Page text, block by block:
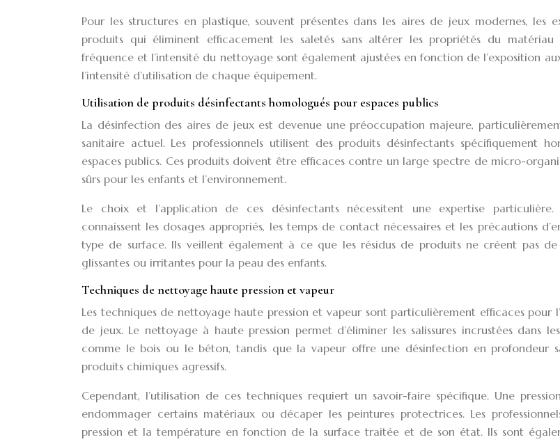
Pour les structures en plastique, souvent présentes dans les aires de jeux modernes, les
produits qui éliminent efficacement les saletés sans altérer les propriétés du
fréquence et l’intensité du nettoyage sont également ajustées en fonction de l’exposition
l’intensité d’utilisation de chaque équipement.
Utilisation de produits désinfectants homologués pour espaces publics
La désinfection des aires de jeux est devenue une préoccupation majeure,
sanitaire actuel. Les professionnels utilisent des produits désinfectants spécifiquement
espaces publics. Ces produits doivent être efficaces contre un large spectre de micro-
sûrs pour les enfants et l’environnement.
Le choix et l’application de ces désinfectants nécessitent une expertise particulière.
connaissent les dosages appropriés, les temps de contact nécessaires et les précautions
type de surface. Ils veillent également à ce que les résidus de produits ne créent pas de
glissantes ou irritantes pour la peau des enfants.
Techniques de nettoyage haute pression et vapeur
Les techniques de nettoyage haute pression et vapeur sont particulièrement efficaces pour
de jeux. Le nettoyage à haute pression permet d’éliminer les salissures incrustées dans
comme le bois ou le béton, tandis que la vapeur offre une désinfection en profondeur
produits chimiques agressifs.
Cependant, l’utilisation de ces techniques requiert un savoir-faire spécifique. Une
endommager certains matériaux ou décaper les peintures protectrices. Les
pression et la température en fonction de la surface traitée et de son état. Ils sont